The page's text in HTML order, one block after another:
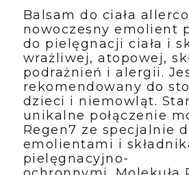
Balsam do ciała allerco
nowoczesny emolient
do pielęgnacji ciała i
wrażliwej, atopowej,
podrażnień i alergii.
rekomendowany do
dzieci i niemowląt.
unikalne połączenie
Regen7 ze specjalnie
emolientami i
pielęgnacyjno-